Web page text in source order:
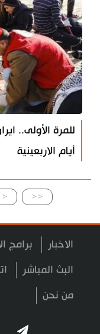
للمرة الأولى..
أيام الاربعينية
< <<
الاخبار برامج
البث المباشر
من نحن